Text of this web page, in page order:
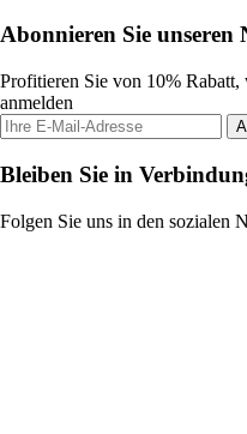
Abonnieren Sie unseren
Profitieren Sie von 10%
anmelden
Bleiben Sie in
Folgen Sie uns in den sozialen